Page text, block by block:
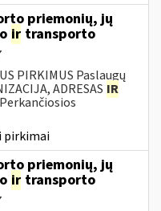
priemonių, jų
ir transporto
PIRKIMUS Paslaugų
ADRESAS IR
pirkimai
priemonių, jų
ir transporto